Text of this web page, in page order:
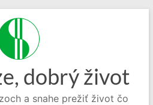
dobrý život
a snahe prežiť život čo